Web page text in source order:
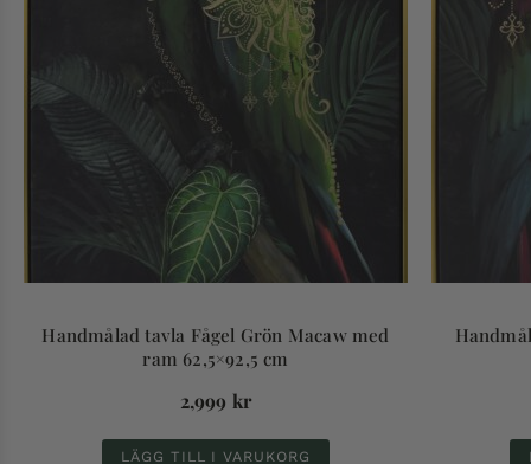
Handmålad tavla Fågel Grön Macaw med
ram 62,5×92,5 cm
2,999 kr
LÄGG TILL I VARUKORG